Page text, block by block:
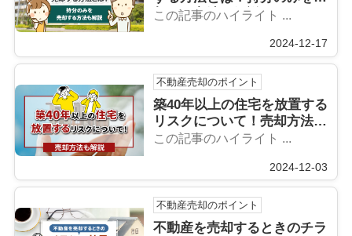
却する方法も解説
この記事のハイライト ...
2024-12-17
不動産売却のポイント
築40年以上の住宅を放置する
リスクについて！売却方法も
解説
この記事のハイライト ...
2024-12-03
不動産売却のポイント
不動産を売却するときのチラ